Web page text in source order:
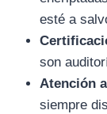
esté a
son
Atención
siempre